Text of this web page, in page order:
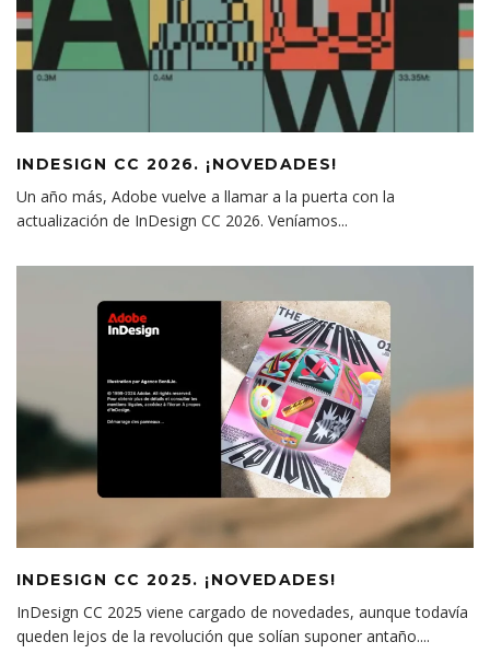
INDESIGN CC 2026. ¡NOVEDADES!
Un año más, Adobe vuelve a llamar a la puerta con la
actualización de InDesign CC 2026. Veníamos...
INDESIGN CC 2025. ¡NOVEDADES!
InDesign CC 2025 viene cargado de novedades, aunque todavía
queden lejos de la revolución que solían suponer antaño....